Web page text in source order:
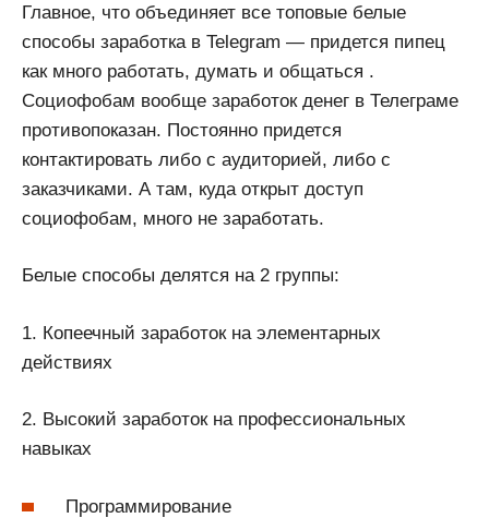
Главное, что объединяет все топовые белые
способы заработка в Telegram — придется пипец
как много работать, думать и общаться .
Социофобам вообще заработок денег в Телеграме
противопоказан. Постоянно придется
контактировать либо с аудиторией, либо с
заказчиками. А там, куда открыт доступ
социофобам, много не заработать.
Белые способы делятся на 2 группы:
1. Копеечный заработок на элементарных
действиях
2. Высокий заработок на профессиональных
навыках
Программирование